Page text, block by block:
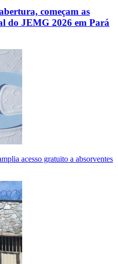
começam as
do JEMG 2026 em Pará
acesso gratuito a absorventes